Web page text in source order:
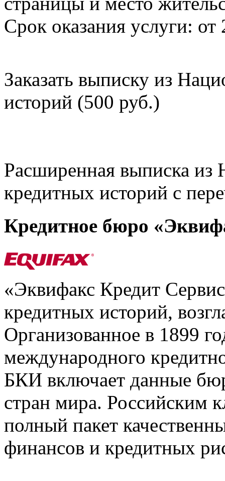
Срок оказания услуги: от
Заказать выписку из
историй (500 руб.)
Расширенная выписка из
кредитных историй с
Кредитное бюро
«Эквифакс Кредит
кредитных историй,
Организованное в 1899
международного
БКИ включает данные
стран мира. Российским
полный пакет
финансов и кредитных